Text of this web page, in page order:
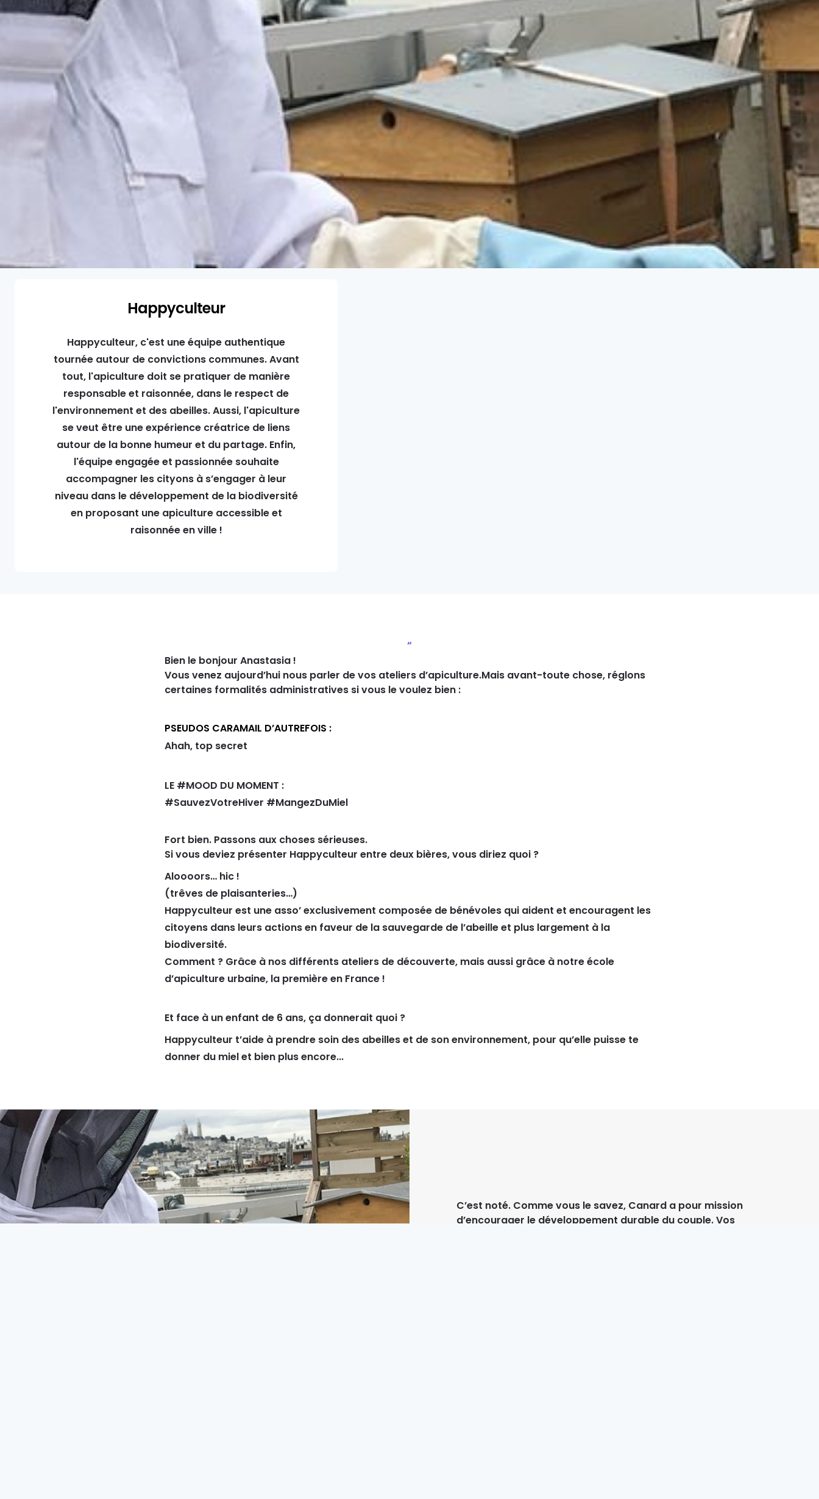
Happyculteur
Happyculteur, c'est une équipe authentique
tournée autour de convictions communes. Avant
tout, l'apiculture doit se pratiquer de manière
responsable et raisonnée, dans le respect de
l'environnement et des abeilles. Aussi, l'apiculture
se veut être une expérience créatrice de liens
autour de la bonne humeur et du partage. Enfin,
l'équipe engagée et passionnée souhaite
accompagner les cityons à s’engager à leur
niveau dans le développement de la biodiversité
en proposant une apiculture accessible et
raisonnée en ville !
“
Bien le bonjour Anastasia !
Vous venez aujourd’hui nous parler de vos ateliers d’apiculture.Mais avant-toute chose, réglons
certaines formalités administratives si vous le voulez bien :
PSEUDOS CARAMAIL D’AUTREFOIS :
Ahah, top secret
LE #MOOD DU MOMENT :
#SauvezVotreHiver #MangezDuMiel
Fort bien. Passons aux choses sérieuses.
Si vous deviez présenter Happyculteur entre deux bières, vous diriez quoi ?
Aloooors… hic !
(trêves de plaisanteries…)
Happyculteur est une asso’ exclusivement composée de bénévoles qui aident et encouragent les
citoyens dans leurs actions en faveur de la sauvegarde de l’abeille et plus largement à la
biodiversité.
Comment ? Grâce à nos différents ateliers de découverte, mais aussi grâce à notre école
d’apiculture urbaine, la première en France !
Et face à un enfant de 6 ans, ça donnerait quoi ?
Happyculteur t’aide à prendre soin des abeilles et de son environnement, pour qu’elle puisse te
donner du miel et bien plus encore...
C’est noté. Comme vous le savez, Canard a pour mission
d’encourager le développement durable du couple. Vos